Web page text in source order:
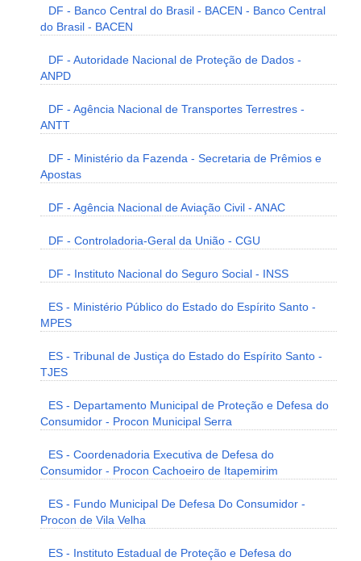
DF - Banco Central do Brasil - BACEN - Banco Central
do Brasil - BACEN
DF - Autoridade Nacional de Proteção de Dados -
ANPD
DF - Agência Nacional de Transportes Terrestres -
ANTT
DF - Ministério da Fazenda - Secretaria de Prêmios e
Apostas
DF - Agência Nacional de Aviação Civil - ANAC
DF - Controladoria-Geral da União - CGU
DF - Instituto Nacional do Seguro Social - INSS
ES - Ministério Público do Estado do Espírito Santo -
MPES
ES - Tribunal de Justiça do Estado do Espírito Santo -
TJES
ES - Departamento Municipal de Proteção e Defesa do
Consumidor - Procon Municipal Serra
ES - Coordenadoria Executiva de Defesa do
Consumidor - Procon Cachoeiro de Itapemirim
ES - Fundo Municipal De Defesa Do Consumidor -
Procon de Vila Velha
ES - Instituto Estadual de Proteção e Defesa do